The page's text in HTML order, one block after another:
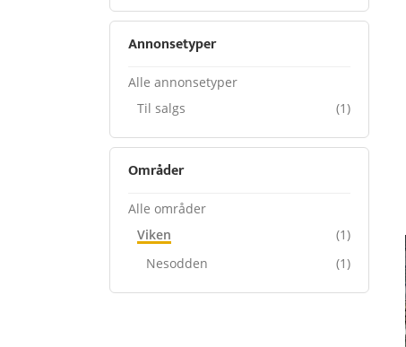
Annonsetyper
Alle annonsetyper
Til salgs
(1)
Områder
Alle områder
Viken
(1)
Nesodden
(1)